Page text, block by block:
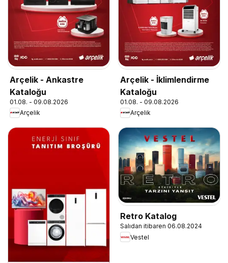
Arçelik - Ankastre
Kataloğu
01.08. - 09.08.2026
Arçelik
Arçelik - İklimlendirme
Kataloğu
01.08. - 09.08.2026
Arçelik
Retro Katalog
Salıdan itibaren 06.08.2024
Vestel